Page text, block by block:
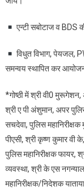
एन्टी सबोटाज व BDS
विधुत विभाग, पेयजल,
समन्वय स्थापित कर आयोजन
*गोष्ठी में श्री वी0
श्री ए पी अंशुमान, अपर
सचदेवा, पुलिस महानिरीक्षक
पीएसी, श्री कृष्ण कुमार वी
पुलिस महानिरीक्षक फायर,
व्यवस्था, श्री के एस
महानिरीक्षक/निदेशक